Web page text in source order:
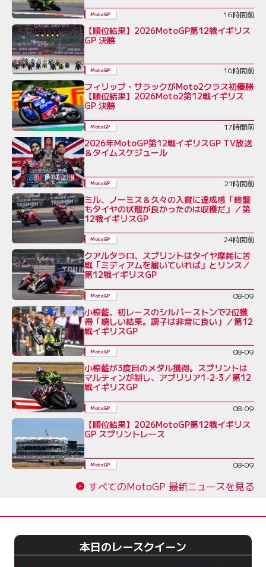
MotoGP 16時間前
【順位結果】2026MotoGP第12戦イギリス
GP 決勝
MotoGP 16時間前
フィリップ・サラックがMoto2クラス初優勝
【順位結果】2026Moto2第12戦イギリス
GP 決勝
MotoGP 17時間前
2026年MotoGP第12戦イギリスGP TV放送
＆タイムスケジュール
MotoGP 21時間前
ミル、ノーミス＆久々の入賞に達成感「終盤
もタイヤの状態が良かったのは収穫だ」／第
12戦イギリスGP
MotoGP 24時間前
クアルタラロ、スプリントはタイヤ摩耗に苦
戦「ミディアムを履いていれば」とリンス／
第12戦イギリスGP
MotoGP 08-09
小椋藍、初レースのシルバーストンで2位獲
得「嬉しい結果。調子は非常に良い」／第12
戦イギリスGP
MotoGP 08-09
小椋藍が3度目のメダル獲得。スプリントは
マルティンが制し、アプリリア1-2-3／第12
戦イギリスGP
MotoGP 08-09
【順位結果】2026MotoGP第12戦イギリス
GP スプリントレース
MotoGP 08-09
すべてのMotoGP 最新ニュースを見る
本日のレースクイーン